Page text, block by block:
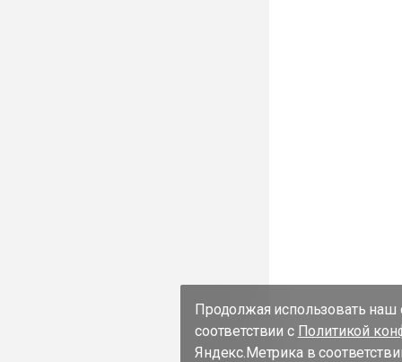
Продолжая использовать наш
соответствии с Политикой
Яндекс.Метрика в